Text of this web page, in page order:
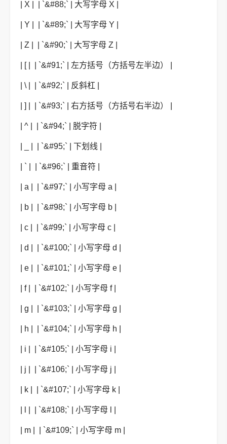
| X | | `&#88;` | 大写字母 X |
| Y | | `&#89;` | 大写字母 Y |
| Z | | `&#90;` | 大写字母 Z |
| [ | | `&#91;` | 左方括号（方括号左半边） |
| \ | | `&#92;` | 反斜杠 |
| ] | | `&#93;` | 右方括号（方括号右半边） |
| ^ | | `&#94;` | 脱字符 |
| _ | | `&#95;` | 下划线 |
| ` | | `&#96;` | 重音符 |
| a | | `&#97;` | 小写字母 a |
| b | | `&#98;` | 小写字母 b |
| c | | `&#99;` | 小写字母 c |
| d | | `&#100;` | 小写字母 d |
| e | | `&#101;` | 小写字母 e |
| f | | `&#102;` | 小写字母 f |
| g | | `&#103;` | 小写字母 g |
| h | | `&#104;` | 小写字母 h |
| i | | `&#105;` | 小写字母 i |
| j | | `&#106;` | 小写字母 j |
| k | | `&#107;` | 小写字母 k |
| l | | `&#108;` | 小写字母 l |
| m | | `&#109;` | 小写字母 m |